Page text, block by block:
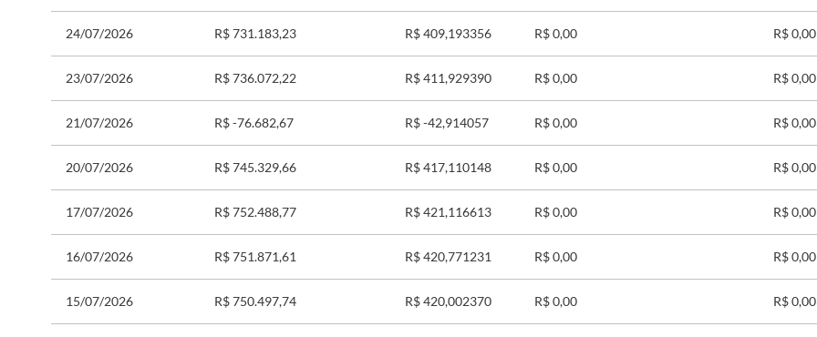
24/07/2026 R$ 731.183,23 R$ 409,193356 R$ 0,00 R$ 0,00
23/07/2026 R$ 736.072,22 R$ 411,929390 R$ 0,00 R$ 0,00
21/07/2026 R$ -76.682,67 R$ -42,914057 R$ 0,00 R$ 0,00
20/07/2026 R$ 745.329,66 R$ 417,110148 R$ 0,00 R$ 0,00
17/07/2026 R$ 752.488,77 R$ 421,116613 R$ 0,00 R$ 0,00
16/07/2026 R$ 751.871,61 R$ 420,771231 R$ 0,00 R$ 0,00
15/07/2026 R$ 750.497,74 R$ 420,002370 R$ 0,00 R$ 0,00